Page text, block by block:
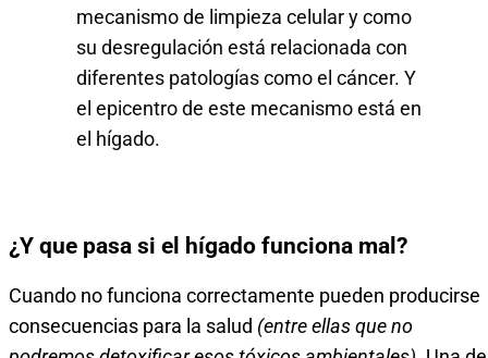
mecanismo de limpieza celular y como
su desregulación está relacionada con
diferentes patologías como el cáncer. Y
el epicentro de este mecanismo está en
el hígado.
¿Y que pasa si el hígado funciona mal?
Cuando no funciona correctamente pueden producirse
consecuencias para la salud (entre ellas que no